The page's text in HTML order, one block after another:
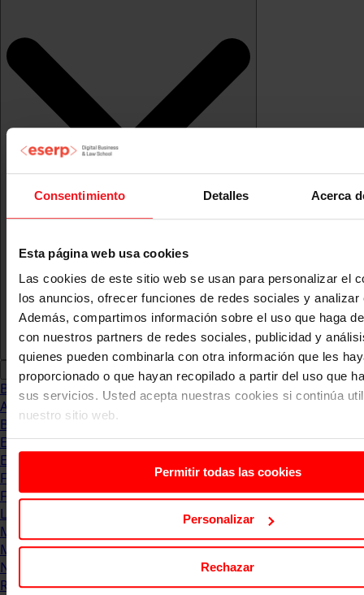
Consentimiento Detalles Acerca
Esta página web usa cookies
Las cookies de este sitio web se usan para personalizar el
los anuncios, ofrecer funciones de redes sociales y analizar
Además, compartimos información sobre el uso que haga
con nuestros partners de redes sociales, publicidad y
quienes pueden combinarla con otra información que les
proporcionado o que hayan recopilado a partir del uso que
sus servicios. Usted acepta nuestras cookies si continúa
nuestro sitio web.
Permitir todas las cookies
Personalizar
Rechazar
Blog
Abogacia
Business
Empleo & Emprendimiento
Empresas
Finanzas
Formación & Estudios
Luxury
Management
Marketing & Comunicación
Negocios
Recursos Humanos